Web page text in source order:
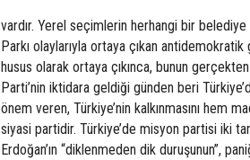
vardır. Yerel seçimlerin herhangi bir
Parkı olaylarıyla ortaya çıkan
husus olarak ortaya çıkınca, bunun
Parti’nin iktidara geldiği günden beri
önem veren, Türkiye’nin kalkınmasını hem
siyasi partidir. Türkiye’de misyon partisi iki
Erdoğan’ın “diklenmeden dik duruşunun”,